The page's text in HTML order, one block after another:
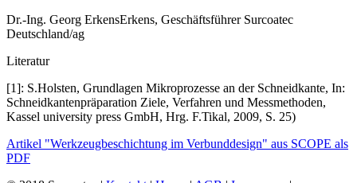
Dr.-Ing. Georg ErkensErkens, Geschäftsführer Surcoatec
Deutschland/ag
Literatur
[1]: S.Holsten, Grundlagen Mikroprozesse an der Schneidkante, In:
Schneidkantenpräparation Ziele, Verfahren und Messmethoden,
Kassel university press GmbH, Hrg. F.Tikal, 2009, S. 25)
Artikel "Werkzeugbeschichtung im Verbunddesign" aus SCOPE als
PDF